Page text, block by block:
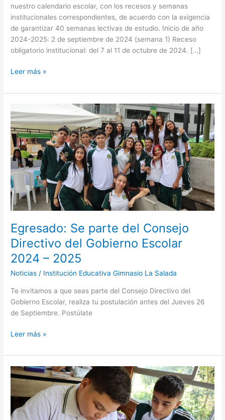
nuestro calendario escolar, con los recesos y semanas
institucionales correspondientes, de acuerdo con la exigencia
de garantizar 40 semanas lectivas de estudio. Inicio de año
2024-2025: 2 de septiembre de 2024 (semana 1) Receso
obligatorio institucional: del 7 al 11 de octubre de 2024. […]
Leer más »
Egresado: Se parte del Consejo
Directivo del Gobierno Escolar
2024 – 2025
Noticias / Institución Educativa Gimnasio La Salada
Te invitamos a que seas parte del Consejo Directivo del
Gobierno Escolar, realiza tu postulación antes del Jueves 26
de Septiembre. Postúlate
Se
parte
del
Consejo
Directivo
del
Gobierno
Escolar
2024
2025
Leer más »
Preolimpiadas
Derechos
Humanos
–